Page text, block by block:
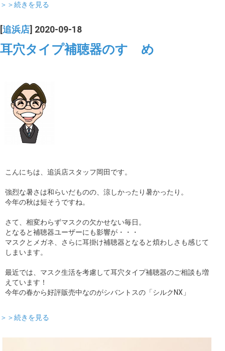
＞＞続きを見る
追浜店 ] 2020-09-18
耳穴タイプ補聴器のすゝめ
こんにちは、追浜店スタッフ岡田です。
強烈な暑さは和らいだものの、涼しかったり暑かったり。
今年の秋は短そうですね。
さて、相変わらずマスクの欠かせない毎日。
となると補聴器ユーザーにも影響が・・・
マスクとメガネ、さらに耳掛け補聴器となると煩わしさも感じて
しまいます。
最近では、マスク生活を考慮して耳穴タイプ補聴器のご相談も増
えています！
今年の春から好評販売中なのがシバントスの「シルクNX」
＞＞続きを見る